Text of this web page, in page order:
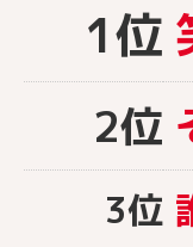
1位
2位
3位